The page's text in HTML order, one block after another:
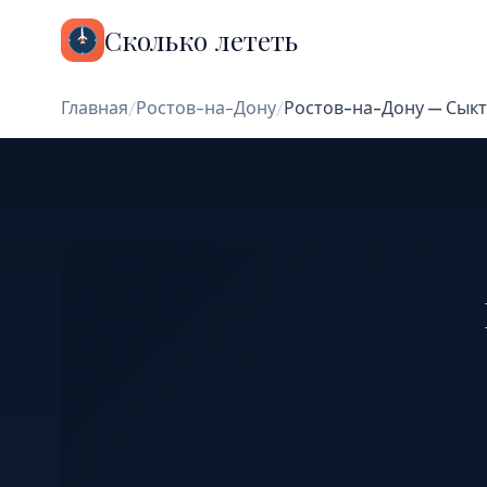
Сколько лететь
Главная/Ростов-на-Дону/Ростов-на-Дону —